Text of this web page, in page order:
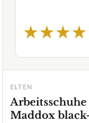
★★★★
ELTEN
Maddox